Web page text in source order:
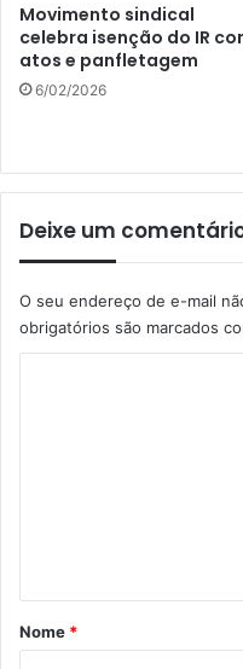
Movimento sindical
celebra isenção do IR
atos e panfletagem
6/02/2026
Deixe um
O seu endereço de e-mail
obrigatórios são marcados
rNome *